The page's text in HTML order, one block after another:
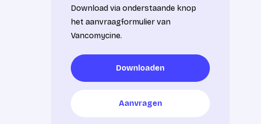
Download via onderstaande knop
het aanvraagformulier van
Vancomycine.
Downloaden
Downloaden
Aanvragen